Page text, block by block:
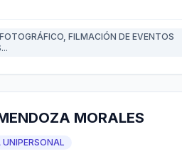
FILMACIÓN DE EVENTOS
MORALES
UNIPERSONAL